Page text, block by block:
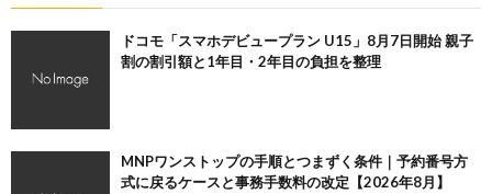
ドコモ「スマホデビュープラン U15」8月7日開始 親子
割の割引額と1年目・2年目の負担を整理
MNPワンストップの手順とつまずく条件｜予約番号方
式に戻るケースと事務手数料の改定【2026年8月】